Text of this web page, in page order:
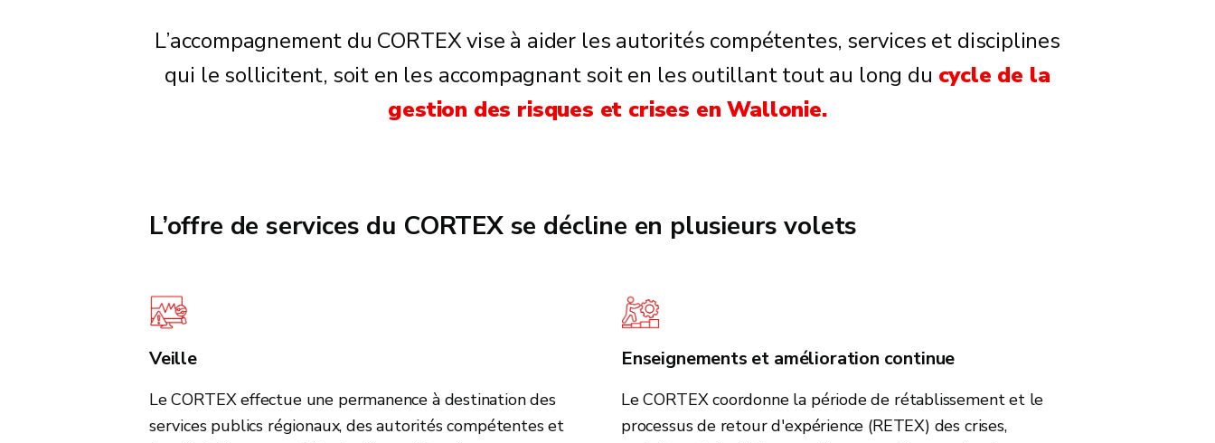
L’accompagnement du CORTEX vise à aider les autorités compétentes, services et disciplines
qui le sollicitent, soit en les accompagnant soit en les outillant tout au long du cycle de la
gestion des risques et crises en Wallonie.
L’offre de services du CORTEX se décline en plusieurs volets
Veille
Le CORTEX effectue une permanence à destination des
services publics régionaux, des autorités compétentes et
Enseignements et amélioration continue
Le CORTEX coordonne la période de rétablissement et le
processus de retour d'expérience (RETEX) des crises,